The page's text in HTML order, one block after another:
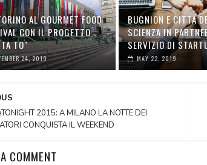
AL GOURMET FOOD
CON IL PROGETTO
TO"
24, 2019
BUGNION E CITTÀ
SCIENZA IN
SERVIZIO DI
MAY 22, 2019
2015: A MILANO LA NOTTE DEI
CONQUISTA IL WEEKEND
COMMENT